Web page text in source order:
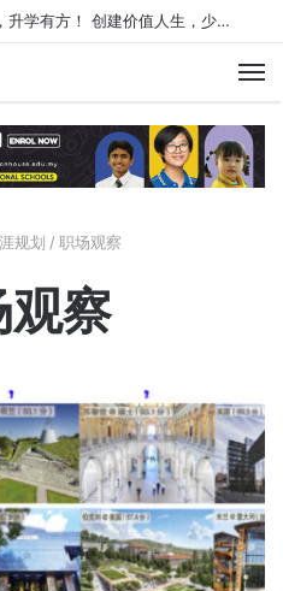
让孩子生涯有梦，学涯有力，升学有方！ 创建价值人生，少走人生弯路！
规划 / 职场观察
察